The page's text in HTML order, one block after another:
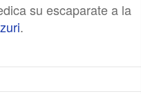
su escaparate a la
.